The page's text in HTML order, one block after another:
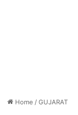
Home /GUJARAT